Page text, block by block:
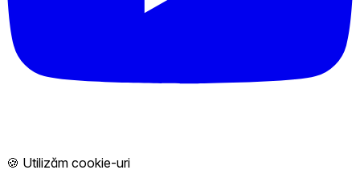
🍪 Utilizăm cookie-uri